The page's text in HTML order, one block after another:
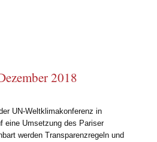
2018
UN-Weltklimakonferenz in
eine Umsetzung des Pariser
werden Transparenzregeln und